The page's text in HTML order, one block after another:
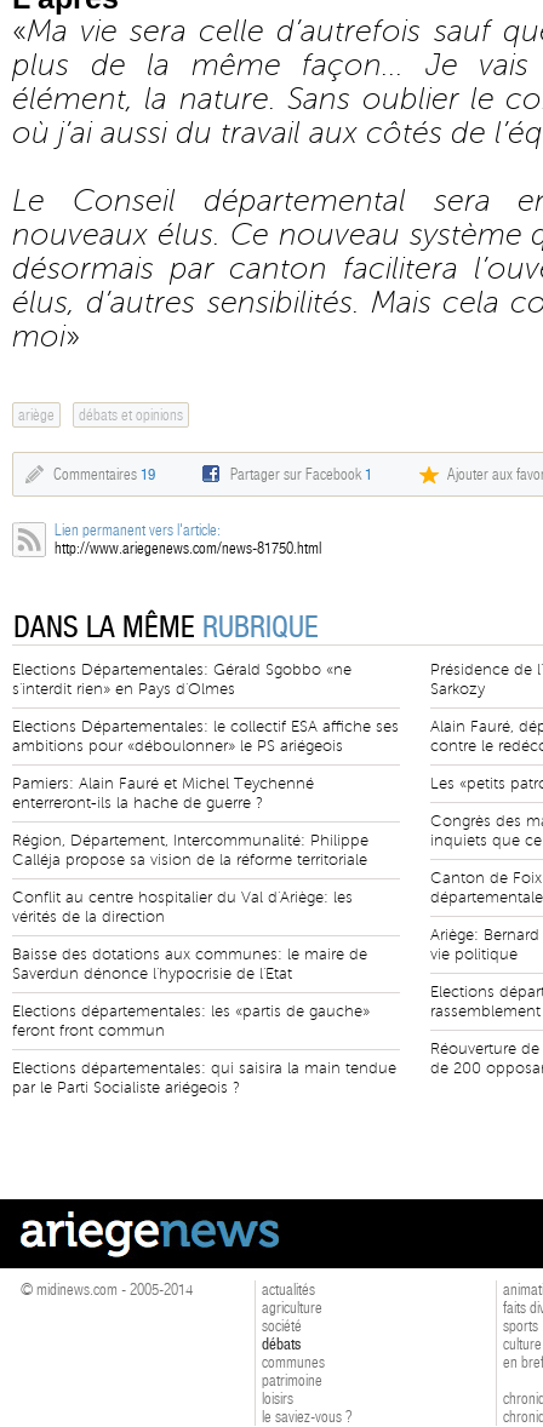
«Ma vie sera celle d’autrefois sauf
plus de la même façon... Je vais
élément, la nature. Sans oublier le
où j’ai aussi du travail aux côtés de
Le Conseil départemental sera
nouveaux élus. Ce nouveau système
désormais par canton facilitera
élus, d’autres sensibilités. Mais cela
moi»
ariège débats et opinions
Commentaires 19 Partager sur Facebook1 Ajouter aux
Lien permanent vers l'article:
http://www.ariegenews.com/news-81750.html
DANS LA MÊME RUBRIQUE
Elections Départementales: Gérald Sgobbo «ne
s'interdit rien» en Pays d'Olmes
Elections Départementales: le collectif ESA affiche ses
ambitions pour «déboulonner» le PS ariégeois
Pamiers: Alain Fauré et Michel Teychenné
enterreront-ils la hache de guerre ?
Région, Département, Intercommunalité: Philippe
Calléja propose sa vision de la réforme territoriale
Conflit au centre hospitalier du Val d'Ariège: les
vérités de la direction
Baisse des dotations aux communes: le maire de
Saverdun dénonce l'hypocrisie de l'Etat
Elections départementales: les «partis de gauche»
feront front commun
Elections départementales: qui saisira la main tendue
par le Parti Socialiste ariégeois ?
Présidence de
Sarkozy
Alain Fauré,
contre le
Les «petits
Congrès des
inquiets que
Canton de
Ariège:
vie politique
Elections
Réouverture
de 200
© midinews.com - 2005-2014
actualités
agriculture
société
débats
communes
patrimoine
loisirs
le saviez-vous ?
faits
sports
culture
en bref